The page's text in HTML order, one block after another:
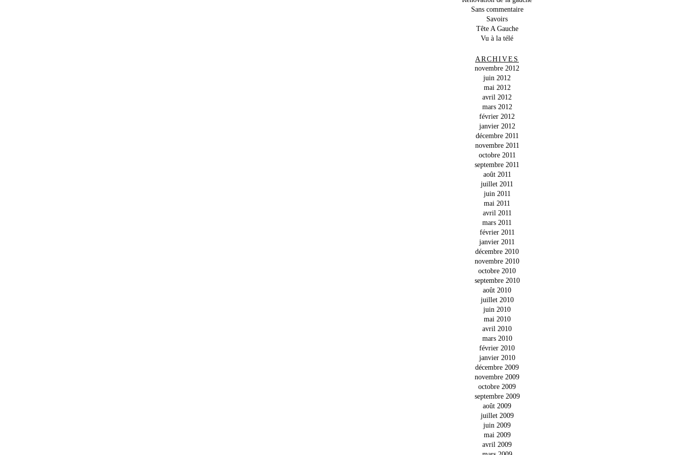
Sans commentaire
Savoirs
Tête A Gauche
Vu à la télé
ARCHIVES
novembre 2012
juin 2012
mai 2012
avril 2012
mars 2012
février 2012
janvier 2012
décembre 2011
novembre 2011
octobre 2011
septembre 2011
août 2011
juillet 2011
juin 2011
mai 2011
avril 2011
mars 2011
février 2011
janvier 2011
décembre 2010
novembre 2010
octobre 2010
septembre 2010
août 2010
juillet 2010
juin 2010
mai 2010
avril 2010
mars 2010
février 2010
janvier 2010
décembre 2009
novembre 2009
octobre 2009
septembre 2009
août 2009
juillet 2009
juin 2009
mai 2009
avril 2009